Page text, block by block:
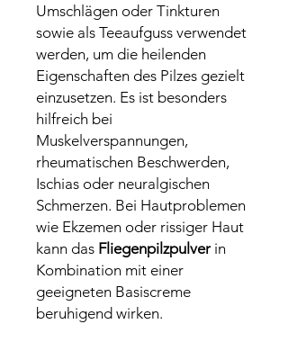
Umschlägen oder Tinkturen
sowie als Teeaufguss verwendet
werden, um die heilenden
Eigenschaften des Pilzes gezielt
einzusetzen. Es ist besonders
hilfreich bei
Muskelverspannungen,
rheumatischen Beschwerden,
Ischias oder neuralgischen
Schmerzen. Bei Hautproblemen
wie Ekzemen oder rissiger Haut
kann das Fliegenpilzpulver in
Kombination mit einer
geeigneten Basiscreme
beruhigend wirken.